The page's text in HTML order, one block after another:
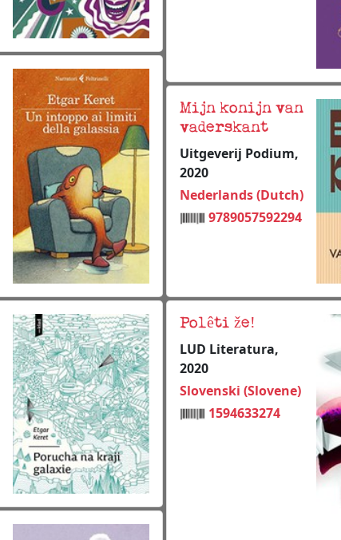
Mijn konijn van
vaderskant
Uitgeverij Podium,
2020
Nederlands (Dutch)
9789057592294
Polêti že!
LUD Literatura,
2020
Slovenski (Slovene)
1594633274